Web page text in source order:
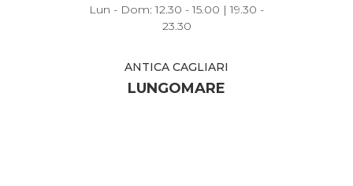
Lun - Dom: 12.30 - 15.00 | 19.30 -
23.30
ANTICA CAGLIARI
LUNGOMARE